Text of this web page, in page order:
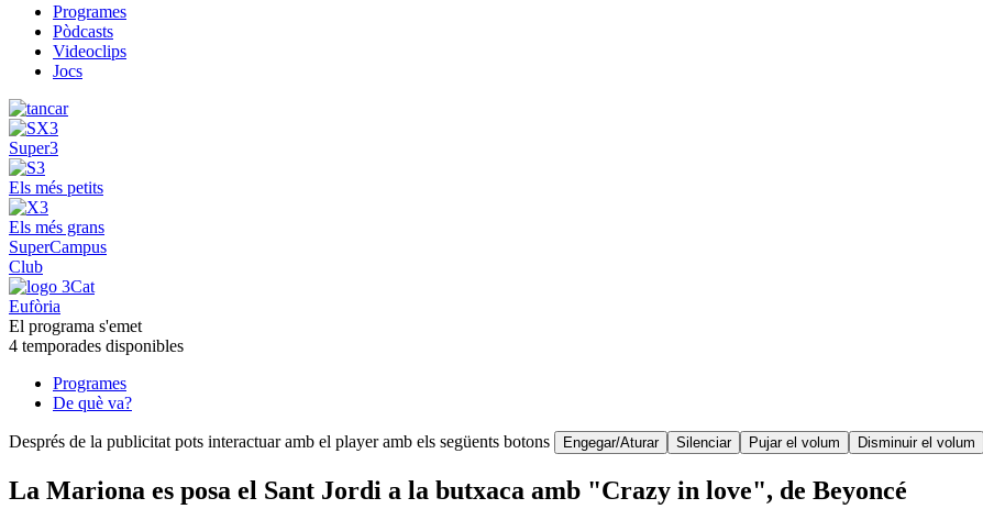
Programes
Pòdcasts
Videoclips
Jocs
Super3
Els més petits
Els més grans
SuperCampus
Club
Eufòria
El programa s'emet
4 temporades disponibles
Programes
De què va?
Després de la publicitat pots interactuar amb el player amb els següents botons Engegar/Aturar Silenciar Pujar el volum Disminuir el volum
La Mariona es posa el Sant Jordi a la butxaca amb "Crazy in love", de Beyoncé